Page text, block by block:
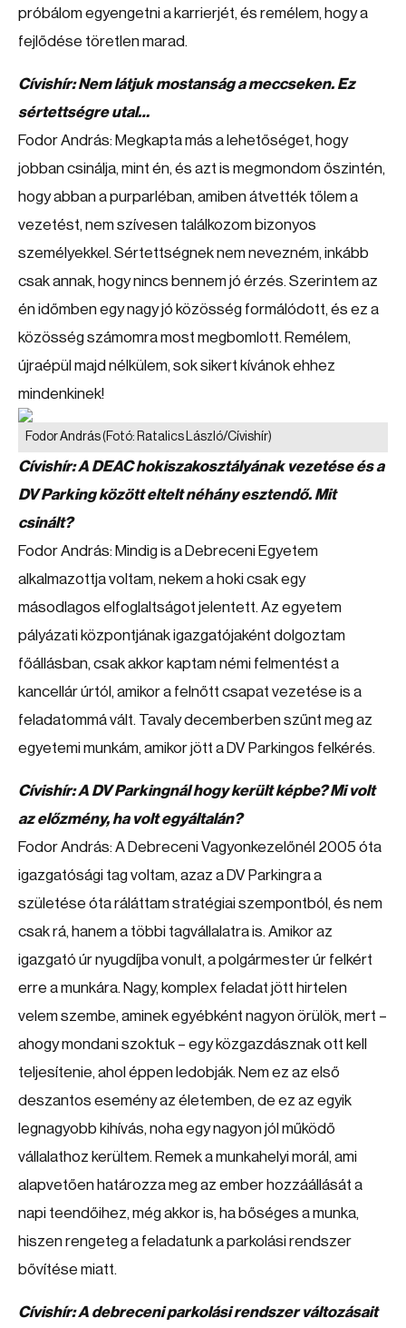
próbálom egyengetni a karrierjét, és remélem, hogy a
fejlődése töretlen marad.
Cívishír: Nem látjuk mostanság a meccseken. Ez
sértettségre utal…
Fodor András: Megkapta más a lehetőséget, hogy
jobban csinálja, mint én, és azt is megmondom őszintén,
hogy abban a purparléban, amiben átvették tőlem a
vezetést, nem szívesen találkozom bizonyos
személyekkel. Sértettségnek nem nevezném, inkább
csak annak, hogy nincs bennem jó érzés. Szerintem az
én időmben egy nagy jó közösség formálódott, és ez a
közösség számomra most megbomlott. Remélem,
újraépül majd nélkülem, sok sikert kívánok ehhez
mindenkinek!
Fodor András(Fotó: Ratalics László/Cívishír)
Cívishír: A DEAC hokiszakosztályának vezetése és a
DV Parking között eltelt néhány esztendő. Mit
csinált?
Fodor András: Mindig is a Debreceni Egyetem
alkalmazottja voltam, nekem a hoki csak egy
másodlagos elfoglaltságot jelentett. Az egyetem
pályázati központjának igazgatójaként dolgoztam
főállásban, csak akkor kaptam némi felmentést a
kancellár úrtól, amikor a felnőtt csapat vezetése is a
feladatommá vált. Tavaly decemberben szűnt meg az
egyetemi munkám, amikor jött a DV Parkingos felkérés.
Cívishír: A DV Parkingnál hogy került képbe? Mi volt
az előzmény, ha volt egyáltalán?
Fodor András: A Debreceni Vagyonkezelőnél 2005 óta
igazgatósági tag voltam, azaz a DV Parkingra a
születése óta ráláttam stratégiai szempontból, és nem
csak rá, hanem a többi tagvállalatra is. Amikor az
igazgató úr nyugdíjba vonult, a polgármester úr felkért
erre a munkára. Nagy, komplex feladat jött hirtelen
velem szembe, aminek egyébként nagyon örülök, mert –
ahogy mondani szoktuk – egy közgazdásznak ott kell
teljesítenie, ahol éppen ledobják. Nem ez az első
deszantos esemény az életemben, de ez az egyik
legnagyobb kihívás, noha egy nagyon jól működő
vállalathoz kerültem. Remek a munkahelyi morál, ami
alapvetően határozza meg az ember hozzáállását a
napi teendőihez, még akkor is, ha bőséges a munka,
hiszen rengeteg a feladatunk a parkolási rendszer
bővítése miatt.
Cívishír: A debreceni parkolási rendszer változásait